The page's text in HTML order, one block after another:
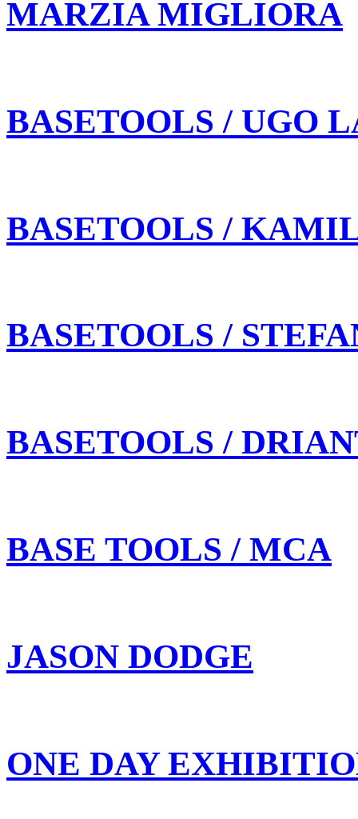
MARZIA MIGLIORA
BASETOOLS / UGO
BASETOOLS /
BASETOOLS /
BASETOOLS /
BASE TOOLS / MCA
JASON DODGE
ONE DAY